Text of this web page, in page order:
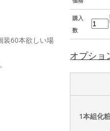
購入
数
オプショ
1本組化
装60本欲しい場